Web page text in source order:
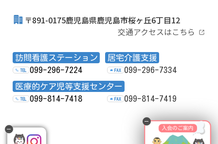
〒891-0175鹿児島県鹿児島市桜ヶ丘6丁目12
交通アクセスはこちら
訪問看護ステーション 居宅介護支援
TEL 099-296-7224 FAX
099-296-7334
医療的ケア児等支援センター
TEL 099-814-7418 FAX 099-814-7419